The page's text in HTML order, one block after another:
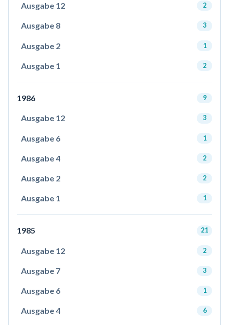
Ausgabe 12 2
Ausgabe 8 3
Ausgabe 2 1
Ausgabe 1 2
1986 9
Ausgabe 12 3
Ausgabe 6 1
Ausgabe 4 2
Ausgabe 2 2
Ausgabe 1 1
1985 21
Ausgabe 12 2
Ausgabe 7 3
Ausgabe 6 1
Ausgabe 4 6